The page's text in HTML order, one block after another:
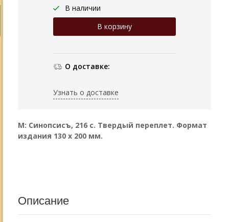
В наличии
О доставке:
Узнать о доставке
М: Синопсисъ, 216 с. Твердый переплет. Формат
издания 130 х 200 мм.
Описание